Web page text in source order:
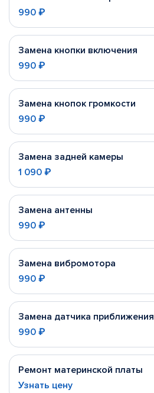
990 ₽
Замена кнопки включения
990 ₽
Замена кнопок громкости
990 ₽
Замена задней камеры
1 090 ₽
Замена антенны
990 ₽
Замена вибромотора
990 ₽
Замена датчика приближения
990 ₽
Ремонт материнской платы
Узнать цену